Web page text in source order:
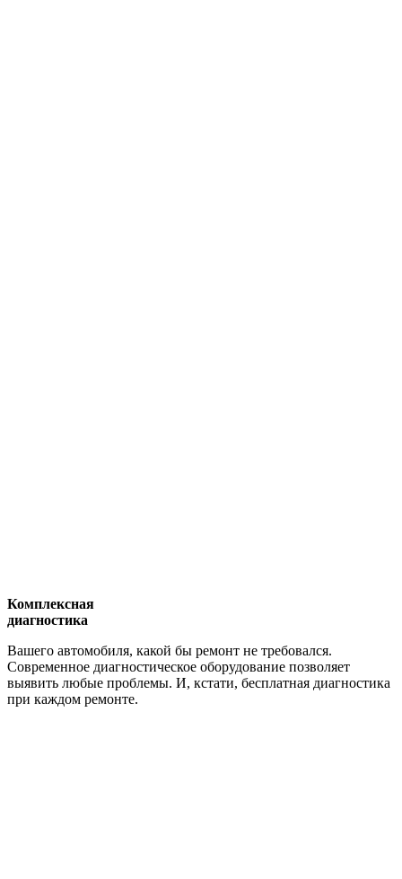
Комплексная
диагностика
Вашего автомобиля, какой бы ремонт не требовался.
Современное диагностическое оборудование позволяет
выявить любые проблемы. И, кстати, бесплатная диагностика
при каждом ремонте.